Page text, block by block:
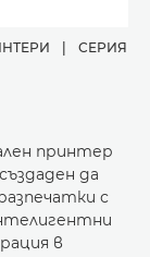
|
СЕРИЯ
принтер
да
с
в